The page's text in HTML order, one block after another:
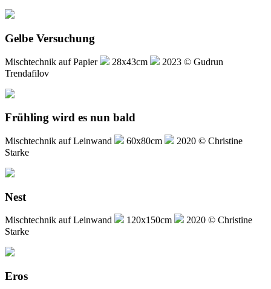
Gelbe Versuchung
Mischtechnik auf Papier 28x43cm
2023 © Gudrun
Trendafilov
Frühling wird es nun bald
Mischtechnik auf Leinwand 60x80cm
2020 © Christine
Starke
Nest
Mischtechnik auf Leinwand 120x150cm
2020 © Christine
Starke
Eros